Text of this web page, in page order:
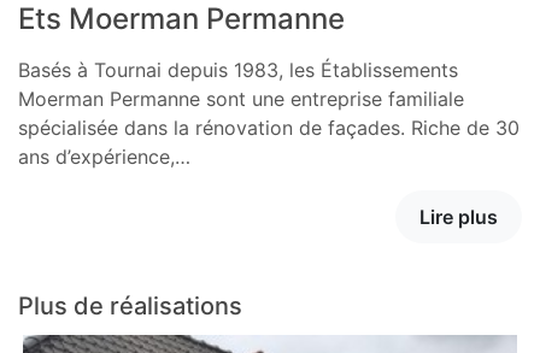
Ets Moerman Permanne
Basés à Tournai depuis 1983, les Établissements
Moerman Permanne sont une entreprise familiale
spécialisée dans la rénovation de façades. Riche de 30
ans d’expérience,…
Lire plus
Plus de réalisations